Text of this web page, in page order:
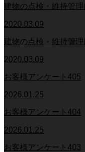
建物の点検・維持管
2020.03.09
建物の点検・維持管
2020.03.09
お客様アンケート405
2026.01.25
お客様アンケート404
2026.01.25
お客様アンケート403